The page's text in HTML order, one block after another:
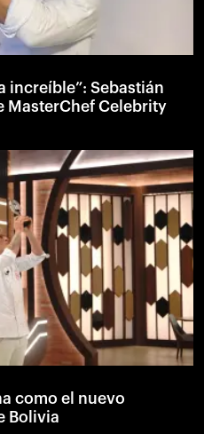
increíble”: Sebastián
MasterChef Celebrity
como el nuevo
Bolivia